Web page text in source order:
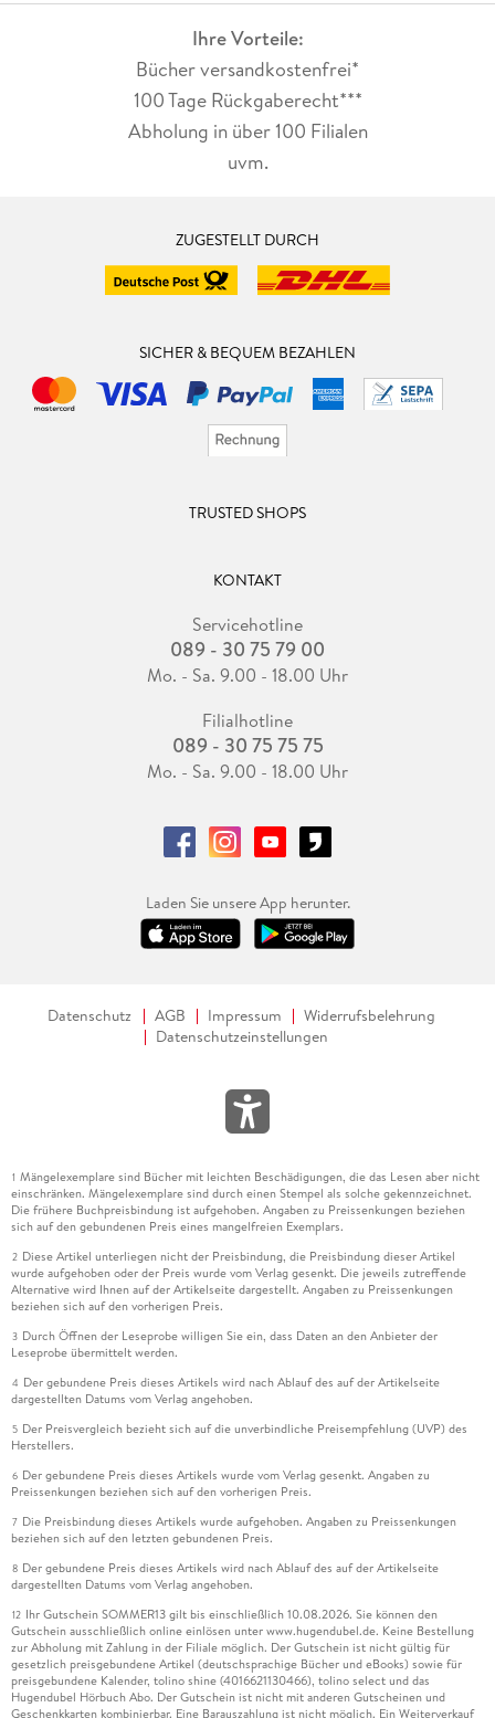
Ihre Vorteile:
Bücher versandkostenfrei*
100 Tage Rückgaberecht***
Abholung in über 100 Filialen
uvm.
ZUGESTELLT DURCH
SICHER & BEQUEM BEZAHLEN
TRUSTED SHOPS
KONTAKT
Servicehotline
089 - 30 75 79 00
Mo. - Sa. 9.00 - 18.00 Uhr
Filialhotline
089 - 30 75 75 75
Mo. - Sa. 9.00 - 18.00 Uhr
Laden Sie unsere App herunter.
Datenschutz AGB Impressum
Widerrufsbelehrung
Datenschutzeinstellungen
1 Mängelexemplare sind Bücher mit leichten Beschädigungen, die das Lesen aber nicht
einschränken. Mängelexemplare sind durch einen Stempel als solche gekennzeichnet.
Die frühere Buchpreisbindung ist aufgehoben. Angaben zu Preissenkungen beziehen
sich auf den gebundenen Preis eines mangelfreien Exemplars.
2 Diese Artikel unterliegen nicht der Preisbindung, die Preisbindung dieser Artikel
wurde aufgehoben oder der Preis wurde vom Verlag gesenkt. Die jeweils zutreffende
Alternative wird Ihnen auf der Artikelseite dargestellt. Angaben zu Preissenkungen
beziehen sich auf den vorherigen Preis.
3 Durch Öffnen der Leseprobe willigen Sie ein, dass Daten an den Anbieter der
Leseprobe übermittelt werden.
4 Der gebundene Preis dieses Artikels wird nach Ablauf des auf der Artikelseite
dargestellten Datums vom Verlag angehoben.
5 Der Preisvergleich bezieht sich auf die unverbindliche Preisempfehlung (UVP) des
Herstellers.
6 Der gebundene Preis dieses Artikels wurde vom Verlag gesenkt. Angaben zu
Preissenkungen beziehen sich auf den vorherigen Preis.
7 Die Preisbindung dieses Artikels wurde aufgehoben. Angaben zu Preissenkungen
beziehen sich auf den letzten gebundenen Preis.
8 Der gebundene Preis dieses Artikels wird nach Ablauf des auf der Artikelseite
dargestellten Datums vom Verlag angehoben.
12 Ihr Gutschein SOMMER13 gilt bis einschließlich 10.08.2026. Sie können den
Gutschein ausschließlich online einlösen unter www.hugendubel.de. Keine Bestellung
zur Abholung mit Zahlung in der Filiale möglich. Der Gutschein ist nicht gültig für
gesetzlich preisgebundene Artikel (deutschsprachige Bücher und eBooks) sowie für
preisgebundene Kalender, tolino shine (4016621130466), tolino select und das
Hugendubel Hörbuch Abo. Der Gutschein ist nicht mit anderen Gutscheinen und
Geschenkkarten kombinierbar. Eine Barauszahlung ist nicht möglich. Ein Weiterverkauf